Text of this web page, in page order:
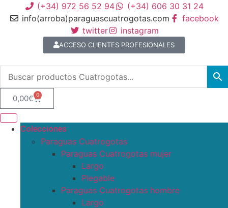
(+34) 972 56 52 94
(+34) 606 30 31 24
info(arroba)paraguascuatrogotas.com
facebook
twitter
instagram
ACCESO CLIENTES PROFESIONALES
0,00€ 0
Colecciones
Paraguas Cuatrogotas
Paraguas Cuatrogotas mujer
Largo
Plegable
Paraguas Cuatrogotas hombre
Largo